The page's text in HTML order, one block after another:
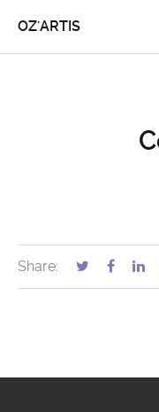
OZ'ARTIS
Share: